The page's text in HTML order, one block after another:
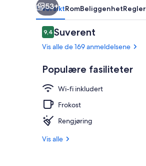
53+
OversiktRomBeliggenhetRegler
Anmeldelser
9,49,4 av 10 –
Suverent
Vis alle de 169 anmeldelsene
Populære fasiliteter
Wi-fi inkludert
Frokost
Rengjøring
Vis alle